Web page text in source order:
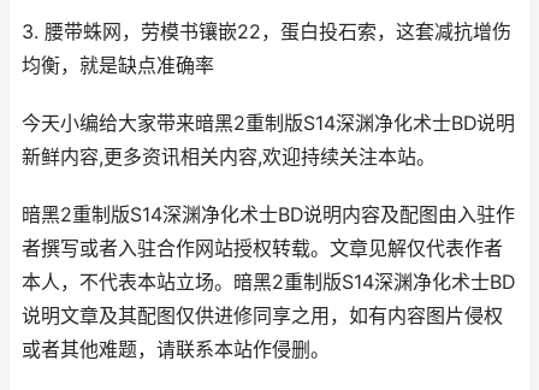
3. 腰带蛛网，劳模书镶嵌22，蛋白投石索，这套减抗增伤
均衡，就是缺点准确率
今天小编给大家带来暗黑2重制版S14深渊净化术士BD说明
新鲜内容,更多资讯相关内容,欢迎持续关注本站。
暗黑2重制版S14深渊净化术士BD说明内容及配图由入驻作
者撰写或者入驻合作网站授权转载。文章见解仅代表作者
本人，不代表本站立场。暗黑2重制版S14深渊净化术士BD
说明文章及其配图仅供进修同享之用，如有内容图片侵权
或者其他难题，请联系本站作侵删。